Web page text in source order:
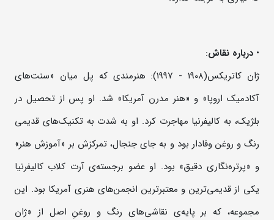
• درباره نقاش:
ژان کاتریکس(1908 - 1997): هنرمندی که پل میان «سنت‌های
آکادمیک اروپا» و «هنر مدرن آمریکا» شد. او پس از تحصیل در
بلژیک، به کالیفرنیا مهاجرت کرد. او به شدت به تکنیک‌های قدیمی
رنگ و روغن وفادار بود و به جای جنجال، تمرکزش بر «آموزش هنر»
و «پرتره‌نگاری دقیق» بود. او عضو برجسته‌ی آرت کلاب کالیفرنیا
یکی از قدیمی‌ترین و معتبرترین انجمن‌های هنری آمریکا بود. این
مجموعه، که بر پایه‌ی نقاشی‌های رنگ و روغنِ اصل از «ژان